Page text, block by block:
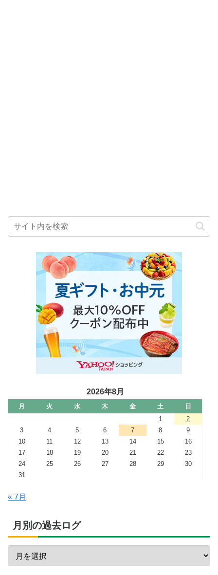
2026年8月
月 火 水 木 金 土
日
1
2
3
4 5 6 7 8
9
10
11 12 13 14 15
16
17
18 19 20 21 22
23
24
25 26 27 28 29
30
31
« 7月
月別の過去ログ